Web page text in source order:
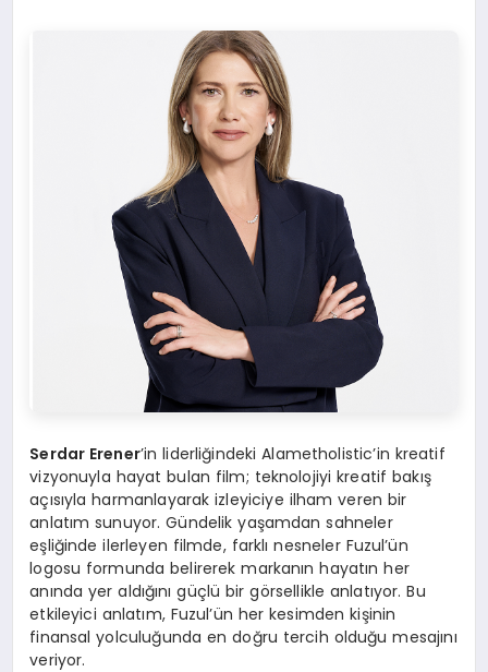
Serdar Erener’in liderliğindeki Alametholistic’in kreatif
vizyonuyla hayat bulan film; teknolojiyi kreatif bakış
açısıyla harmanlayarak izleyiciye ilham veren bir
anlatım sunuyor. Gündelik yaşamdan sahneler
eşliğinde ilerleyen filmde, farklı nesneler Fuzul’ün
logosu formunda belirerek markanın hayatın her
anında yer aldığını güçlü bir görsellikle anlatıyor. Bu
etkileyici anlatım, Fuzul’ün her kesimden kişinin
finansal yolculuğunda en doğru tercih olduğu mesajını
veriyor.